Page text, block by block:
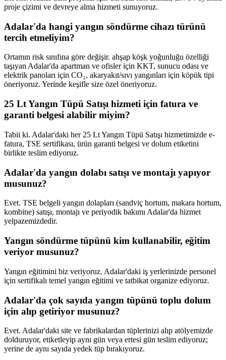
proje çizimi ve devreye alma hizmeti sunuyoruz.
Adalar'da hangi yangın söndürme cihazı türünü
tercih etmeliyim?
Ortamın risk sınıfına göre değişir. ahşap köşk yoğunluğu özelliği
taşıyan Adalar'da apartman ve ofisler için KKT, sunucu odası ve
elektrik panoları için CO₂, akaryakıt/sıvı yangınları için köpük tipi
öneriyoruz. Yerinde keşifle size özel öneriyoruz.
25 Lt Yangın Tüpü Satışı hizmeti için fatura ve
garanti belgesi alabilir miyim?
Tabii ki. Adalar'daki her 25 Lt Yangın Tüpü Satışı hizmetimizde e-
fatura, TSE sertifikası, ürün garanti belgesi ve dolum etiketini
birlikte teslim ediyoruz.
Adalar'da yangın dolabı satışı ve montajı yapıyor
musunuz?
Evet. TSE belgeli yangın dolapları (sandviç hortum, makara hortum,
kombine) satışı, montajı ve periyodik bakımı Adalar'da hizmet
yelpazemizdedir.
Yangın söndürme tüpünü kim kullanabilir, eğitim
veriyor musunuz?
Yangın eğitimini biz veriyoruz. Adalar'daki iş yerlerinizde personel
için sertifikalı temel yangın eğitimi ve tatbikat organize ediyoruz.
Adalar'da çok sayıda yangın tüpünü toplu dolum
için alıp getiriyor musunuz?
Evet. Adalar'daki site ve fabrikalardan tüplerinizi alıp atölyemizde
dolduruyor, etiketleyip aynı gün veya ertesi gün teslim ediyoruz;
yerine de aynı sayıda yedek tüp bırakıyoruz.